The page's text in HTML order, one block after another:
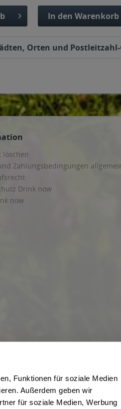
Funktionen für soziale Medien
Außerdem geben wir
für soziale Medien, Werbung
In den Warenkorb
Orten und
löschen
Zahlungsbedingungen
Drink now
now